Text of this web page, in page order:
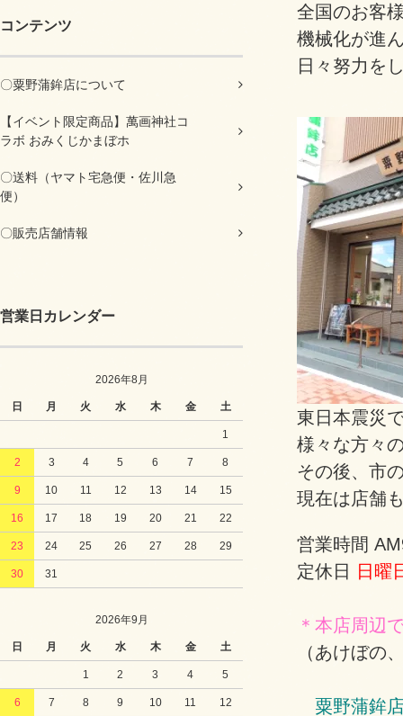
コンテンツ
〇粟野蒲鉾店について
【イベント限定商品】萬画神社コ
ラボ おみくじかまぼホ
〇送料（ヤマト宅急便・佐川急
便）
〇販売店舗情報
営業日カレンダー
2026年8月
日 月 火 水 木 金 土
1
2 3 4 5 6 7 8
9 10 11 12 13 14 15
16 17 18 19 20 21 22
23 24 25 26 27 28 29
30 31
2026年9月
日 月 火 水 木 金 土
1 2 3 4 5
6 7 8 9 10 11 12
全国のお客
機械化が進
日々努力を
東日本震災
様々な方々
その後、市
現在は店舗
営業時間
定休日
日曜
＊本店周辺
（あけぼの
粟野蒲鉾